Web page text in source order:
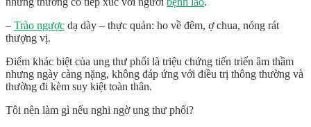
– Trào ngược dạ dày – thực quản: ho về đêm, ợ chua, nóng rát
thượng vị.
Điểm khác biệt của ung thư phổi là triệu chứng tiến triển âm thầm
nhưng ngày càng nặng, không đáp ứng với điều trị thông thường và
thường đi kèm suy kiệt toàn thân.
Tôi nên làm gì nếu nghi ngờ ung thư phổi?